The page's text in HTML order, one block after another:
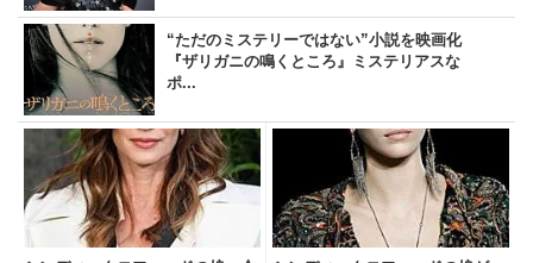
“ただのミステリーではない”小説を映画化
『ザリガニの鳴くところ』ミステリアスな
ポ...